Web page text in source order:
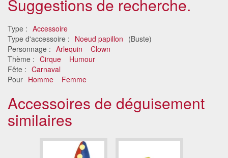
Suggestions de recherche.
Type : Accessoire
Type d'accessoire : Noeud papillon (Buste)
Personnage : Arlequin
Clown
Thème : Cirque
Humour
Fête : Carnaval
Pour Homme Femme
Accessoires de déguisement
similaires